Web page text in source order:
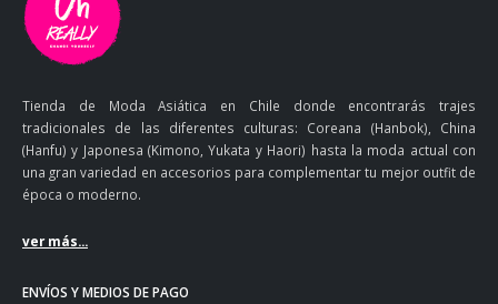
Tienda de Moda Asiática en Chile donde encontrarás trajes
tradicionales de las diferentes culturas: Coreana (Hanbok), China
(Hanfu) y Japonesa (Kimono, Yukata y Haori) hasta la moda actual con
una gran variedad en accesorios para complementar tu mejor outfit de
época o moderno.
ver más...
ENVÍOS Y MEDIOS DE PAGO